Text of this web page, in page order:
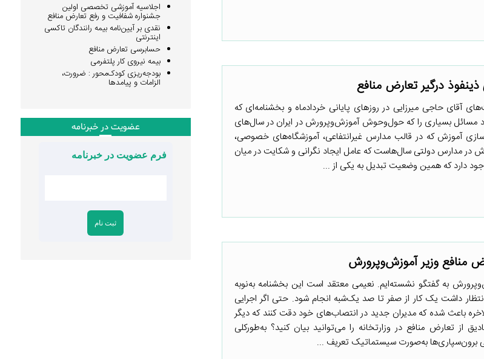
درگیر تعارض منافع
حاجی میرزایی در روزهای پایانی خردادماه و بخشنامه‌ای که
مسائل بسیاری را که حول‌وحوش آموزش‌وپرورش در ایران در سال‌های
آموزش که در قالب مدارس غیرانتفاعی، آموزشگاه‌های خصوصی،
در مدارس دولتی سال‌هاست که عامل ایجاد نگرانی و شکایت در میان
دارد که همین وضعیت تبدیل به یکی از ...
منافع وزیر آموزش‌وپرورش
به گفتگو نشسته‌ایم. نعیمی معتقد است این بخشنامه به‌نوبه
داشت یک کار از صفر تا صد یک‌شبه انجام شود. حتی اگر اجرایی
باعث شده که مدیران جدید در انتصاب‌های خود دقت کنند که دیگر
تعارض منافع در وزارتخانه را می‌توانید بیان کنید؟ به‌طورکلی
برون‌سپاری‌ها به‌صورت سیستماتیک تعریف ...
اجلاسیه آموزشی تخصصی اولین
جشنواره شفافیت و رفع تعارض منافع
نقدی بر آیین‌نامه بیمه رانندگان تاکسی
اینترنتی
حسابرسی تعارض منافع
بیمه نیروی کار پلتفرمی
بودجه‌ریزی کودک‌محور : ضرورت،
الزامات و پیامدها
عضویت در خبرنامه
فرم عضویت در خبرنامه